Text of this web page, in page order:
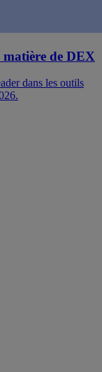
matière de DEX
dans les outils